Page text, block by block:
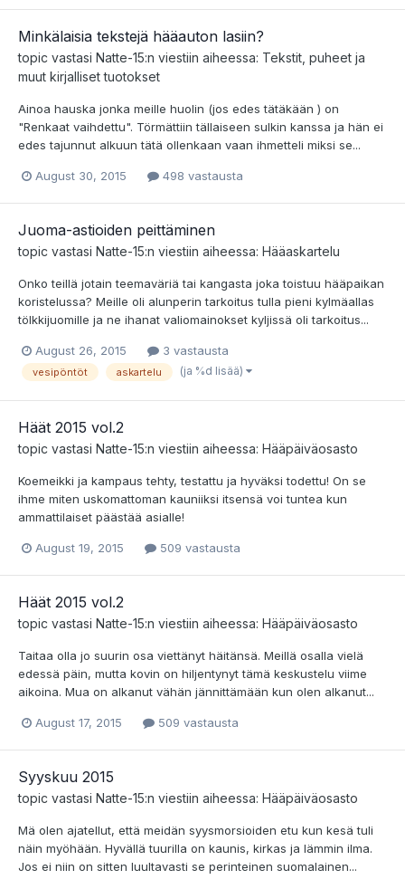
Minkälaisia tekstejä hääauton lasiin?
topic vastasi Natte-15:n viestiin aiheessa: Tekstit, puheet ja
muut kirjalliset tuotokset
Ainoa hauska jonka meille huolin (jos edes tätäkään ) on
"Renkaat vaihdettu". Törmättiin tällaiseen sulkin kanssa ja hän ei
edes tajunnut alkuun tätä ollenkaan vaan ihmetteli miksi se...
August 30, 2015 498 vastausta
Juoma-astioiden peittäminen
topic vastasi Natte-15:n viestiin aiheessa: Hääaskartelu
Onko teillä jotain teemaväriä tai kangasta joka toistuu hääpaikan
koristelussa? Meille oli alunperin tarkoitus tulla pieni kylmäallas
tölkkijuomille ja ne ihanat valiomainokset kyljissä oli tarkoitus...
August 26, 2015 3 vastausta
vesipöntöt askartelu (ja %d lisää)
Häät 2015 vol.2
topic vastasi Natte-15:n viestiin aiheessa: Hääpäiväosasto
Koemeikki ja kampaus tehty, testattu ja hyväksi todettu! On se
ihme miten uskomattoman kauniiksi itsensä voi tuntea kun
ammattilaiset päästää asialle!
August 19, 2015 509 vastausta
Häät 2015 vol.2
topic vastasi Natte-15:n viestiin aiheessa: Hääpäiväosasto
Taitaa olla jo suurin osa viettänyt häitänsä. Meillä osalla vielä
edessä päin, mutta kovin on hiljentynyt tämä keskustelu viime
aikoina. Mua on alkanut vähän jännittämään kun olen alkanut...
August 17, 2015 509 vastausta
Syyskuu 2015
topic vastasi Natte-15:n viestiin aiheessa: Hääpäiväosasto
Mä olen ajatellut, että meidän syysmorsioiden etu kun kesä tuli
näin myöhään. Hyvällä tuurilla on kaunis, kirkas ja lämmin ilma.
Jos ei niin on sitten luultavasti se perinteinen suomalainen...